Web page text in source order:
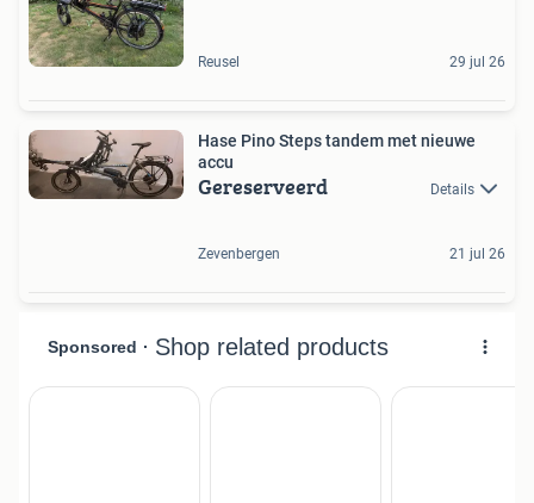
Reusel 29 jul 26
Hase Pino Steps tandem met nieuwe
accu
Gereserveerd Details
Zevenbergen 21 jul 26